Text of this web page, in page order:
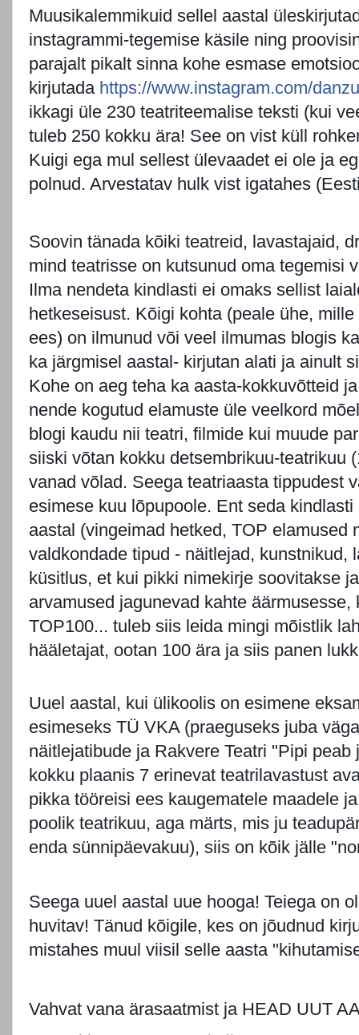
Muusikalemmikuid sellel aastal
instagrammi-tegemise käsile ning
parajalt pikalt sinna kohe esmase
kirjutada https://www.instagram.com/
ikkagi üle 230 teatriteemalise teksti (kui
tuleb 250 kokku ära! See on vist küll
Kuigi ega mul sellest ülevaadet ei ole ja
polnud. Arvestatav hulk vist igatahes
Soovin tänada kõiki teatreid, lavastajaid,
mind teatrisse on kutsunud oma tegemisi
Ilma nendeta kindlasti ei omaks sellist
hetkeseisust. Kõigi kohta (peale ühe,
ees) on ilmunud või veel ilmumas blogis
ka järgmisel aastal- kirjutan alati ja ainult
Kohe on aeg teha ka aasta-kokkuvõtteid
nende kogutud elamuste üle veelkord
blogi kaudu nii teatri, filmide kui muude
siiski võtan kokku detsembrikuu-teatrikuu
vanad võlad. Seega teatriaasta tippudest
esimese kuu lõpupoole. Ent seda
aastal (vingeimad hetked, TOP elamused
valdkondade tipud - näitlejad, kunstnikud,
küsitlus, et kui pikki nimekirje soovitakse
arvamused jagunevad kahte
TOP100... tuleb siis leida mingi mõistlik
hääletajat, ootan 100 ära ja siis panen
Uuel aastal, kui ülikoolis on esimene
esimeseks TÜ VKA (praeguseks juba
näitlejatibude ja Rakvere Teatri "Pipi
kokku plaanis 7 erinevat teatrilavastust
pikka tööreisi ees kaugematele maadele
poolik teatrikuu, aga märts, mis ju
enda sünnipäevakuu), siis on kõik jälle
Seega uuel aastal uue hooga! Teiega on
huvitav! Tänud kõigile, kes on jõudnud
mistahes muul viisil selle aasta
Vahvat vana ärasaatmist ja HEAD UUT